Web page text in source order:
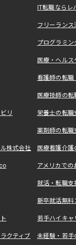
IT転職なら
フリーラン
プログラミ
医療・ヘル
看護師の転
医療技師の
リ 栄養士の転
薬剤師の転
株式会社 医療看護介
アメリカで
就活・転職
新卒就活無料
若手ハイキ
クティブ 未経験・若手